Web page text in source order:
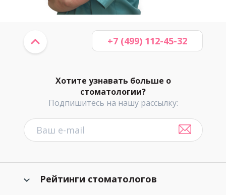
Хотите узнавать больше о
стоматологии?
Подпишитесь на нашу рассылку:
+7 (499) 112-45-32
Рейтинги стоматологов